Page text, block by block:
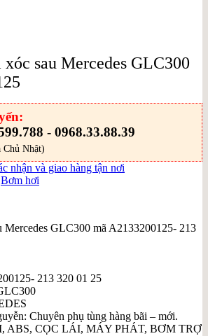
sau Mercedes GLC300
- 0968.33.88.39
Chủ Nhật)
nhận và giao hàng tận nơi
Bơm hơi
Mercedes GLC300 mã A2133200125- 213
213 320 01 25
Chuyên phụ tùng hàng bãi – mới.
ABS, CỌC LÁI, MÁY PHÁT, BƠM TRỢ